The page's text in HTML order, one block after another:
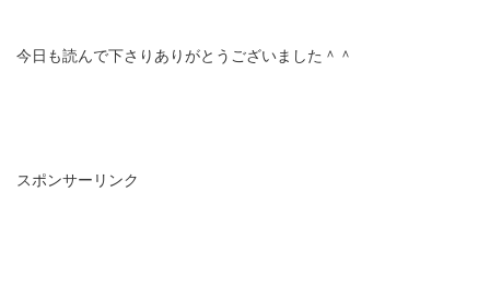
今日も読んで下さりありがとうございました＾＾
スポンサーリンク